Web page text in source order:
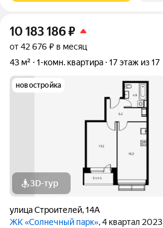
10 183 186₽
от 42 676 ₽ в месяц
43 м²
1-комн. квартира 17 этаж из 17
новостройка
3D-тур
улица Строителей,14А
ЖК «Солнечный парк», 4 квартал 2023